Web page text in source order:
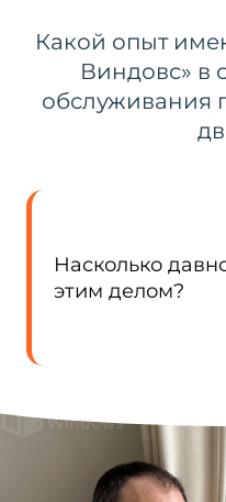
Какой опыт
Виндовс» в
обслуживания
Насколько
этим делом?